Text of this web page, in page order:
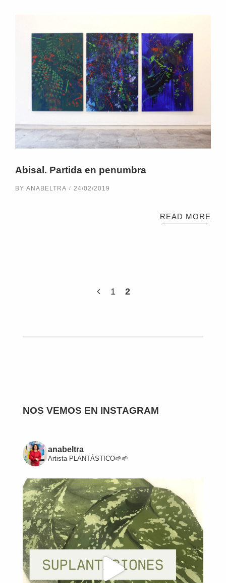
Abisal. Partida en penumbra
BY ANABELTRA 24/02/2019
READ MORE
1 2
NOS VEMOS EN INSTAGRAM
anabeltra
Artista PLANTÁSTICO🌱🌱